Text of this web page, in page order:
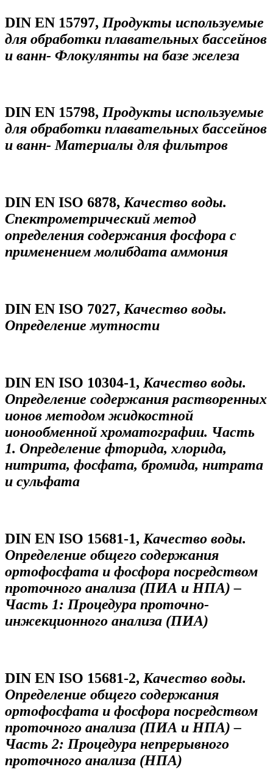
DIN EN 15797, Продукты используемые
для обработки плавательных бассейнов
и ванн- Флокулянты на базе железа
DIN EN 15798, Продукты используемые
для обработки плавательных бассейнов
и ванн- Материалы для фильтров
DIN EN ISO 6878, Качество воды.
Спектрометрический метод
определения содержания фосфора с
применением молибдата аммония
DIN EN ISO 7027, Качество воды.
Определение мутности
DIN EN ISO 10304-1, Качество воды.
Определение содержания растворенных
ионов методом жидкостной
ионообменной хроматографии. Часть
1. Определение фторида, хлорида,
нитрита, фосфата, бромида, нитрата
и сульфата
DIN EN ISO 15681-1, Качество воды.
Определение общего содержания
ортофосфата и фосфора посредством
проточного анализа (ПИА и НПА) –
Часть 1: Процедура проточно-
инжекционного анализа (ПИА)
DIN EN ISO 15681-2, Качество воды.
Определение общего содержания
ортофосфата и фосфора посредством
проточного анализа (ПИА и НПА) –
Часть 2: Процедура непрерывного
проточного анализа (НПА)